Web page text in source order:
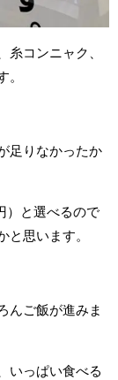
糸コンニャク、
。
足りなかったか
）と選べるので
と思います。
んご飯が進みま
いっぱい食べる